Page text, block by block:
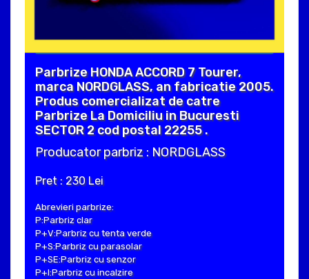
Parbrize HONDA ACCORD 7 Tourer,
marca NORDGLASS, an fabricatie 2005.
Produs comercializat de catre
Parbrize La Domiciliu in Bucuresti
SECTOR 2 cod postal 22255 .
Producator parbriz : NORDGLASS
Pret : 230 Lei
Abrevieri parbrize:
P:Parbriz clar
P+V:Parbriz cu tenta verde
P+S:Parbriz cu parasolar
P+SE:Parbriz cu senzor
P+I:Parbriz cu incalzire